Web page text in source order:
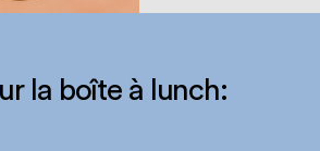
la boîte à lunch: